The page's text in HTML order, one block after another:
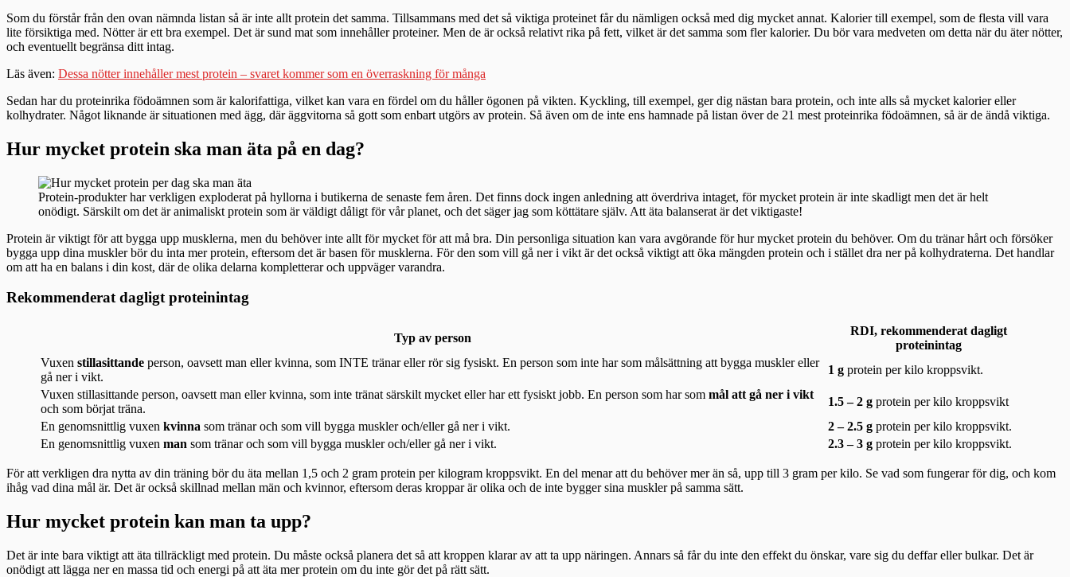
Som du förstår från den ovan nämnda listan så är inte allt protein det samma. Tillsammans med det så viktiga proteinet får du nämligen också med dig mycket annat. Kalorier till exempel, som de flesta vill vara
lite försiktiga med. Nötter är ett bra exempel. Det är sund mat som innehåller proteiner. Men de är också relativt rika på fett, vilket är det samma som fler kalorier. Du bör vara medveten om detta när du äter nötter,
och eventuellt begränsa ditt intag.
Läs även: Dessa nötter innehåller mest protein – svaret kommer som en överraskning för många
Sedan har du proteinrika födoämnen som är kalorifattiga, vilket kan vara en fördel om du håller ögonen på vikten. Kyckling, till exempel, ger dig nästan bara protein, och inte alls så mycket kalorier eller
kolhydrater. Något liknande är situationen med ägg, där äggvitorna så gott som enbart utgörs av protein. Så även om de inte ens hamnade på listan över de 21 mest proteinrika födoämnen, så är de ändå viktiga.
Hur mycket protein ska man äta på en dag?
Protein-produkter har verkligen exploderat på hyllorna i butikerna de senaste fem åren. Det finns dock ingen anledning att överdriva intaget, för mycket protein är inte skadligt men det är helt
onödigt. Särskilt om det är animaliskt protein som är väldigt dåligt för vår planet, och det säger jag som köttätare själv. Att äta balanserat är det viktigaste!
Protein är viktigt för att bygga upp musklerna, men du behöver inte allt för mycket för att må bra. Din personliga situation kan vara avgörande för hur mycket protein du behöver. Om du tränar hårt och försöker
bygga upp dina muskler bör du inta mer protein, eftersom det är basen för musklerna. För den som vill gå ner i vikt är det också viktigt att öka mängden protein och i stället dra ner på kolhydraterna. Det handlar
om att ha en balans i din kost, där de olika delarna kompletterar och uppväger varandra.
Rekommenderat dagligt proteinintag
Typ av person
RDI, rekommenderat dagligt
proteinintag
Vuxen stillasittande person, oavsett man eller kvinna, som INTE tränar eller rör sig fysiskt. En person som inte har som målsättning att bygga muskler eller
gå ner i vikt.
1 g protein per kilo kroppsvikt.
Vuxen stillasittande person, oavsett man eller kvinna, som inte tränat särskilt mycket eller har ett fysiskt jobb. En person som har som mål att gå ner i vikt
och som börjat träna.
1.5 – 2 g protein per kilo kroppsvikt
En genomsnittlig vuxen kvinna som tränar och som vill bygga muskler och/eller gå ner i vikt. 2 – 2.5 g protein per kilo kroppsvikt.
En genomsnittlig vuxen man som tränar och som vill bygga muskler och/eller gå ner i vikt. 2.3 – 3 g protein per kilo kroppsvikt.
För att verkligen dra nytta av din träning bör du äta mellan 1,5 och 2 gram protein per kilogram kroppsvikt. En del menar att du behöver mer än så, upp till 3 gram per kilo. Se vad som fungerar för dig, och kom
ihåg vad dina mål är. Det är också skillnad mellan män och kvinnor, eftersom deras kroppar är olika och de inte bygger sina muskler på samma sätt.
Hur mycket protein kan man ta upp?
Det är inte bara viktigt att äta tillräckligt med protein. Du måste också planera det så att kroppen klarar av att ta upp näringen. Annars så får du inte den effekt du önskar, vare sig du deffar eller bulkar. Det är
onödigt att lägga ner en massa tid och energi på att äta mer protein om du inte gör det på rätt sätt.